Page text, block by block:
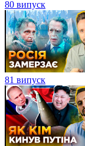
80 випуск
81 випуск